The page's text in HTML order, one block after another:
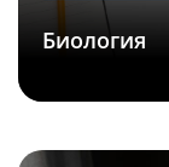
Биология